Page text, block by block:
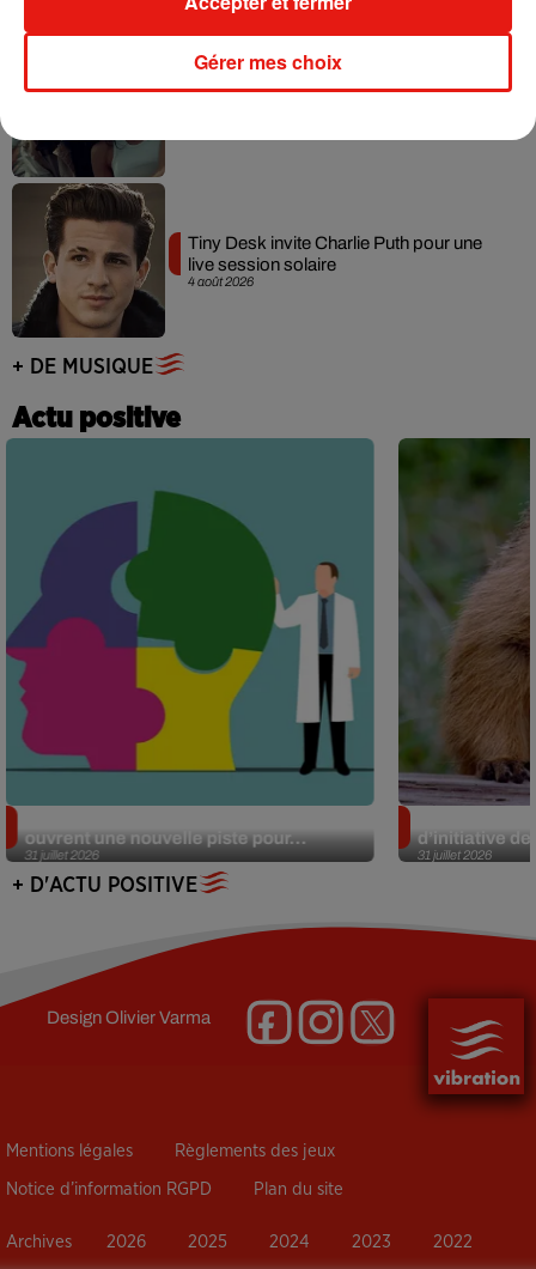
4 août 2026
Tiny Desk invite Charlie Puth pour une
live session solaire
+ DE MUSIQUE
Actu positive
31 juillet 2026
ouvrent une nouvelle piste pour...
31 juillet 2026
d’initiative
+ D'ACTU POSITIVE
DesignOlivier Varma
Mentions légales Règlements des jeux
Notice d’information RGPD Plan du site
Archives 2026 2025 2024 2023 2022
Gérer mes choix